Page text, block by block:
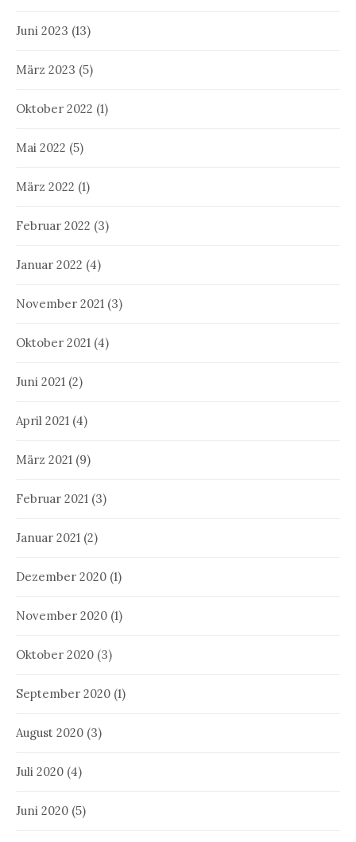
Juni 2023 (13)
März 2023 (5)
Oktober 2022 (1)
Mai 2022 (5)
März 2022 (1)
Februar 2022 (3)
Januar 2022 (4)
November 2021 (3)
Oktober 2021 (4)
Juni 2021 (2)
April 2021 (4)
März 2021 (9)
Februar 2021 (3)
Januar 2021 (2)
Dezember 2020 (1)
November 2020 (1)
Oktober 2020 (3)
September 2020 (1)
August 2020 (3)
Juli 2020 (4)
Juni 2020 (5)